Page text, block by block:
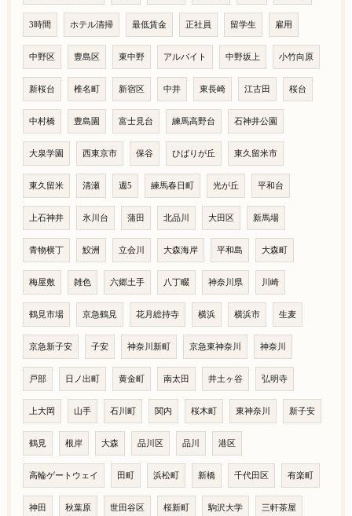
3時間 ホテル清掃 最低賃金 正社員 留学生 雇用
中野区 豊島区 東中野 アルバイト 中野坂上 小竹向原
新桜台 椎名町 新宿区 中井 東長崎 江古田 桜台
中村橋 豊島園 富士見台 練馬高野台 石神井公園
大泉学園 西東京市 保谷 ひばりが丘 東久留米市
東久留米 清瀬 週5 練馬春日町 光が丘 平和台
上石神井 氷川台 蒲田 北品川 大田区 新馬場
青物横丁 鮫洲 立会川 大森海岸 平和島 大森町
梅屋敷 雑色 六郷土手 八丁畷 神奈川県 川崎
鶴見市場 京急鶴見 花月総持寺 横浜 横浜市 生麦
京急新子安 子安 神奈川新町 京急東神奈川 神奈川
戸部 日ノ出町 黄金町 南太田 井土ヶ谷 弘明寺
上大岡 山手 石川町 関内 桜木町 東神奈川 新子安
鶴見 根岸 大森 品川区 品川 港区
高輪ゲートウェイ 田町 浜松町 新橋 千代田区 有楽町
神田 秋葉原 世田谷区 桜新町 駒沢大学 三軒茶屋